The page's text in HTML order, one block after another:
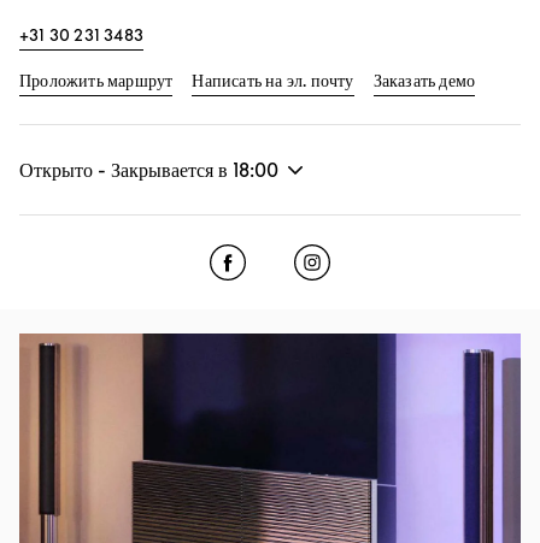
+31 30 231 3483
Проложить маршрутLink Opens in New Tab
Написать на эл. почту Заказать демо
Открыто - Закрывается в 18:00
Click to open Facebook
Link Opens in New Tab
Click to open Instagram
Link Opens in New Tab
Изображение события